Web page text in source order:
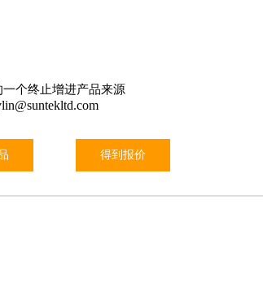
一个终止增进产品来源
得到报价